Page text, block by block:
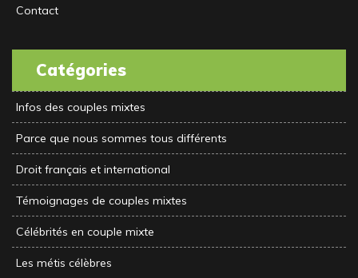
Contact
Catégories
Infos des couples mixtes
Parce que nous sommes tous différents
Droit français et international
Témoignages de couples mixtes
Célébrités en couple mixte
Les métis célèbres